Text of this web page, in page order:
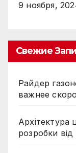
9 ноября,
Свежие
Райдер
важнее
Архітектура
розробки